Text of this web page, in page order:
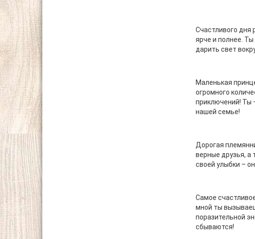
Счастливого
ярче и полнее.
дарить свет
Маленькая
огромного
приключений! Ты
нашей семье!
Дорогая
верные друзья, а
своей улыбки –
Самое
мной ты
поразительной
сбываются!